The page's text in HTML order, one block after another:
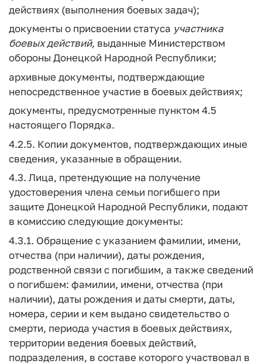
действиях (выполнения боевых задач);
документы о присвоении статуса участника
боевыхдействий, выданные Министерством
обороны Донецкой Народной Республики;
архивные документы, подтверждающие
непосредственное участие в боевых действиях;
документы, предусмотренные пунктом 4.5
настоящего Порядка.
4.2.5. Копии документов, подтверждающих иные
сведения, указанные в обращении.
4.3. Лица, претендующие на получение
удостоверения члена семьи погибшего при
защите Донецкой Народной Республики, подают
в комиссию следующие документы:
4.3.1. Обращение с указанием фамилии, имени,
отчества (при наличии), даты рождения,
родственной связи с погибшим, а также сведений
о погибшем: фамилии, имени, отчества (при
наличии), даты рождения и даты смерти, даты,
номера, серии и кем выдано свидетельство о
смерти, периода участия в боевых действиях,
территории ведения боевых действий,
подразделения, в составе которого участвовал в